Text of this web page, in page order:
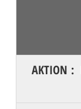
AKTION :